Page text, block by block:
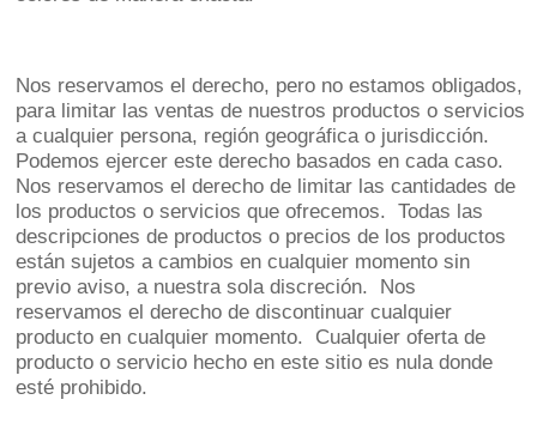
Nos reservamos el derecho, pero no estamos obligados,
para limitar las ventas de nuestros productos o servicios
a cualquier persona, región geográfica o jurisdicción.
Podemos ejercer este derecho basados en cada caso.
Nos reservamos el derecho de limitar las cantidades de
los productos o servicios que ofrecemos. Todas las
descripciones de productos o precios de los productos
están sujetos a cambios en cualquier momento sin
previo aviso, a nuestra sola discreción. Nos
reservamos el derecho de discontinuar cualquier
producto en cualquier momento. Cualquier oferta de
producto o servicio hecho en este sitio es nula donde
esté prohibido.